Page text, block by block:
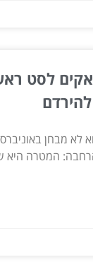
לסט
לא מבחן
המטרה היא